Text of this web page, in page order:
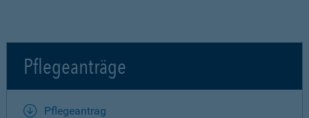
Pflegeanträge
Pflegeantrag